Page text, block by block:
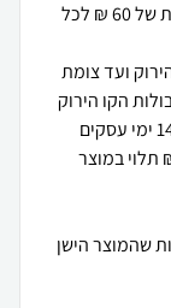
במקרה שיש צורך בפירוק דלתות זה כרוך בעלות של 60 ₪ לכל
ועד צומת
הקו הירוק
או דרומית לצומת הערבה, האספקה תהיה עד 14 ימי עסקים
תוספת תשלום שנעה בין 100 ₪ ל- 350 ₪ תלוי במוצר
שהמוצר הישן